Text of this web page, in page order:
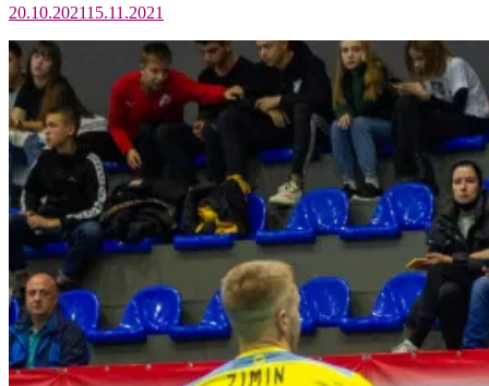
20.10.202115.11.2021